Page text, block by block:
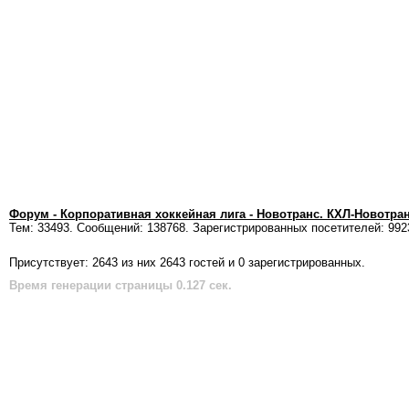
Форум - Корпоративная хоккейная лига - Новотранс. КХЛ-
Тем: 33493. Сообщений: 138768. Зарегистрированных посетителей:
Присутствует: 2643 из них 2643 гостей и 0 зарегистрированных.
Время генерации страницы 0.127 сек.